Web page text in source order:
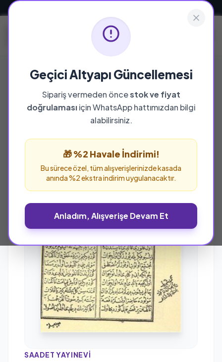
Geçici Altyapı Güncellemesi
Sipariş vermeden öncestok ve fiyat
doğrulamasıiçin WhatsApp hattımızdan bilgi
alabilirsiniz.
🎁 %2 Havale İndirimi!
Bu sürece özel, tüm alışverişlerinizde kasada
anında %2 ekstra indirim uygulanacaktır.
Anladım, Alışverişe Devam Et
%25 İNDİRİM
SAADET YAYINEVI